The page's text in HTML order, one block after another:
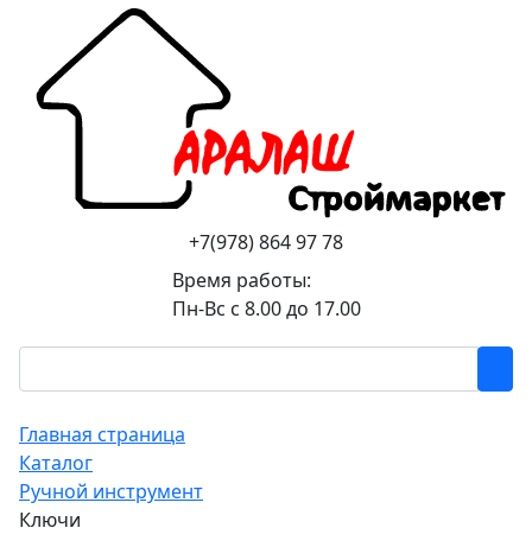
+7(978) 864 97 78
Время работы:
Пн-Вс с 8.00 до 17.00
Главная страница
Каталог
Ручной инструмент
Ключи